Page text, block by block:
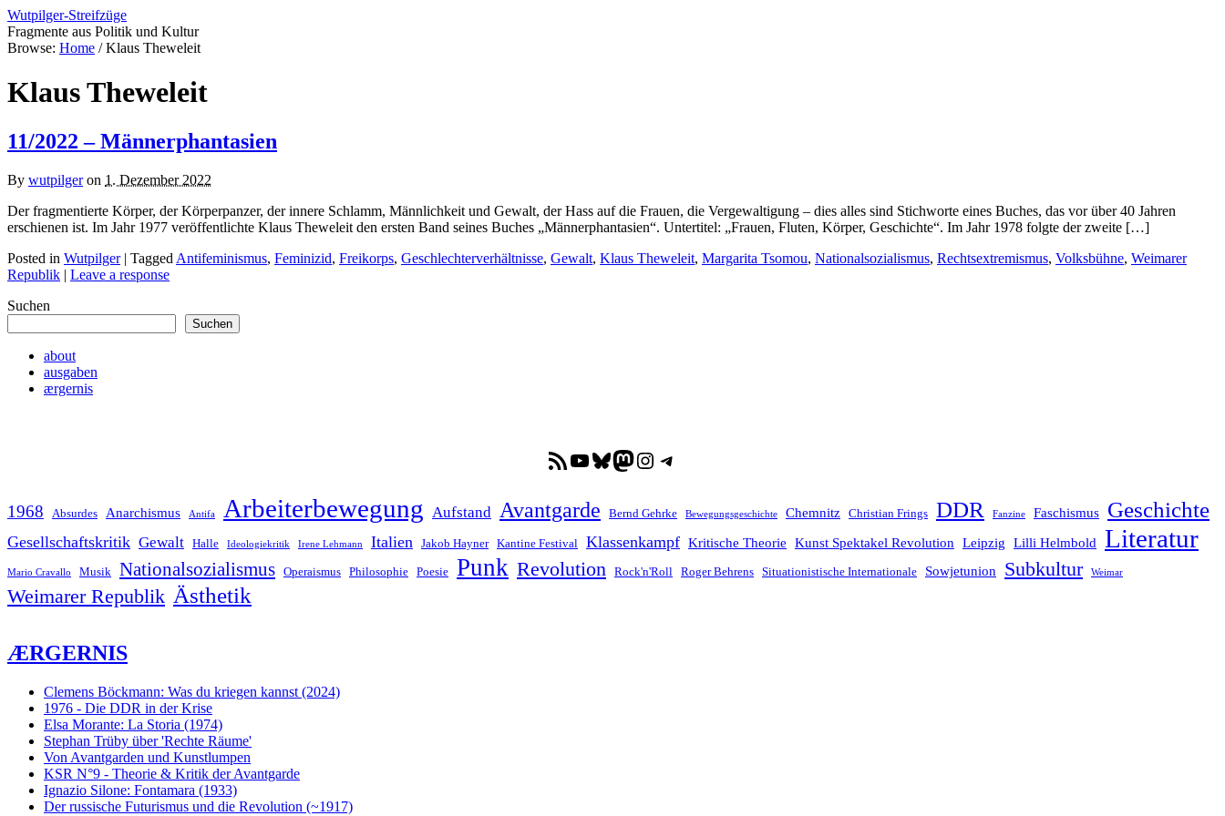
Wutpilger-Streifzüge
Fragmente aus Politik und Kultur
Browse: Home / Klaus Theweleit
Klaus Theweleit
11/2022 – Männerphantasien
By wutpilgeron 1. Dezember 2022
Der fragmentierte Körper, der Körperpanzer, der innere Schlamm, Männlichkeit und Gewalt, der Hass auf die Frauen, die Vergewaltigung – dies alles sind Stichworte eines Buches, das vor über 40 Jahren
erschienen ist. Im Jahr 1977 veröffentlichte Klaus Theweleit den ersten Band seines Buches „Männerphantasien“. Untertitel: „Frauen, Fluten, Körper, Geschichte“. Im Jahr 1978 folgte der zweite […]
Posted in Wutpilger | Tagged Antifeminismus, Feminizid, Freikorps, Geschlechterverhältnisse, Gewalt, Klaus Theweleit, Margarita Tsomou, Nationalsozialismus, Rechtsextremismus, Volksbühne, Weimarer
Republik | Leave a response
Suchen
Suchen
about
ausgaben
ærgernis
RSS-FeedYouTube
Bluesky
Mastodon
Instagram
Telegram
1968 Absurdes Anarchismus Antifa Arbeiterbewegung Aufstand Avantgarde Bernd Gehrke Bewegungsgeschichte Chemnitz Christian Frings DDR Fanzine Faschismus Geschichte
Gesellschaftskritik Gewalt Halle Ideologiekritik Irene Lehmann Italien Jakob Hayner Kantine Festival Klassenkampf Kritische Theorie Kunst Spektakel Revolution Leipzig Lilli Helmbold Literatur
Mario Cravallo Musik Nationalsozialismus Operaismus Philosophie Poesie Punk Revolution Rock'n'Roll Roger Behrens Situationistische Internationale Sowjetunion Subkultur Weimar
Weimarer Republik Ästhetik
ÆRGERNIS
Clemens Böckmann: Was du kriegen kannst (2024)
1976 - Die DDR in der Krise
Elsa Morante: La Storia (1974)
Stephan Trüby über 'Rechte Räume'
Von Avantgarden und Kunstlumpen
KSR N°9 - Theorie & Kritik der Avantgarde
Ignazio Silone: Fontamara (1933)
Der russische Futurismus und die Revolution (~1917)